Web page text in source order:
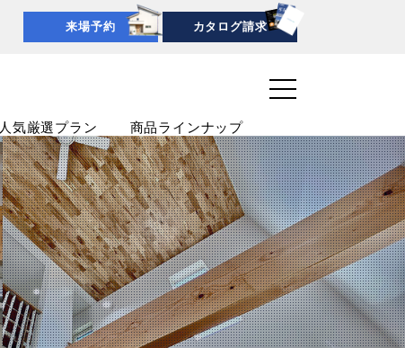
来場予約 カタログ請求
人気厳選プラン 商品ラインナップ